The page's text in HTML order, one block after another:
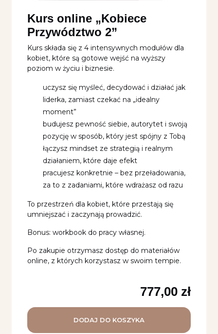
Kurs online „Kobiece
Przywództwo 2”
Kurs składa się z 4 intensywnych modułów dla
kobiet, które są gotowe wejść na wyższy
poziom w życiu i biznesie.
uczysz się myśleć, decydować i działać jak
liderka, zamiast czekać na „idealny
moment”
budujesz pewność siebie, autorytet i swoją
pozycję w sposób, który jest spójny z Tobą
łączysz mindset ze strategią i realnym
działaniem, które daje efekt
pracujesz konkretnie – bez przeładowania,
za to z zadaniami, które wdrażasz od razu
To przestrzeń dla kobiet, które przestają się
umniejszać i zaczynają prowadzić.
Bonus: workbook do pracy własnej.
Po zakupie otrzymasz dostęp do materiałów
online, z których korzystasz w swoim tempie.
777,00 zł
DODAJ DO KOSZYKA